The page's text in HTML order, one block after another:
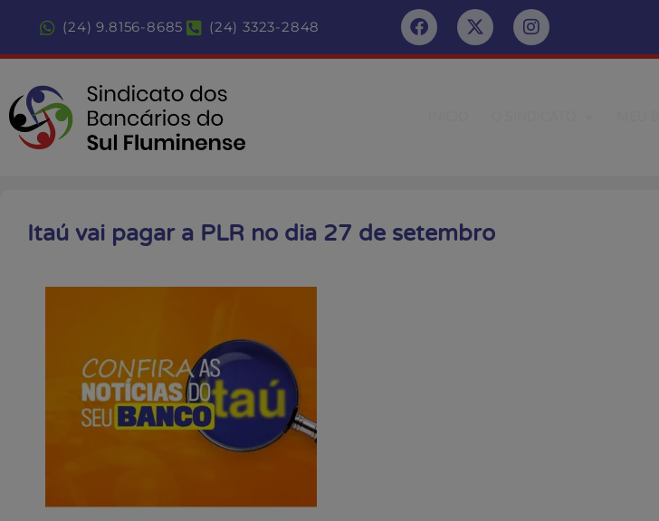
(24) 9.8156-8685 (24) 3323-2848
Itaú vai pagar a PLR no dia 27 de setembro